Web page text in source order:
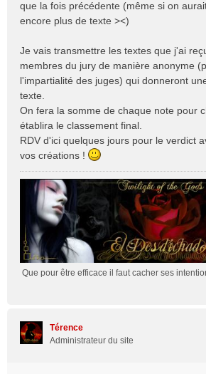
e
que la fois précédente (même si on
encore plus de texte ><)
Je vais transmettre les textes que j'ai
membres du jury de manière anonyme
l'impartialité des juges) qui donneront
texte.
On fera la somme de chaque note pour
établira le classement final.
RDV d'ici quelques jours pour le verdict
vos créations !
Que pour être efficace il faut cacher ses
Térence
Administrateur du site